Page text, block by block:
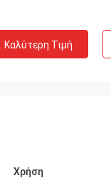
Καλύτερη Τιμή
Χρήση